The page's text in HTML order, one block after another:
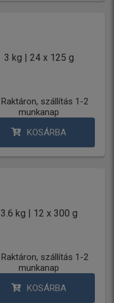
3 kg | 24 x 125 g
Raktáron, szállítás 1-2
munkanap
KOSÁRBA
3.6 kg | 12 x 300 g
Raktáron, szállítás 1-2
munkanap
KOSÁRBA